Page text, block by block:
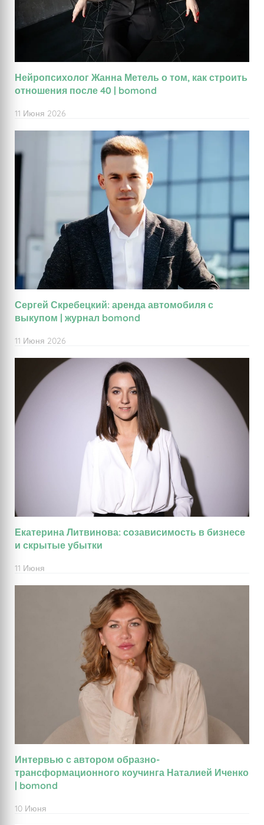
Нейропсихолог Жанна Метель о том, как строить
отношения после 40 | bomond
11 Июня 2026
Сергей Скребецкий: аренда автомобиля с
выкупом | журнал bomond
11 Июня 2026
Екатерина Литвинова: созависимость в бизнесе
и скрытые убытки
11 Июня
Интервью с автором образно-
трансформационного коучинга Наталией Иченко
| bomond
10 Июня